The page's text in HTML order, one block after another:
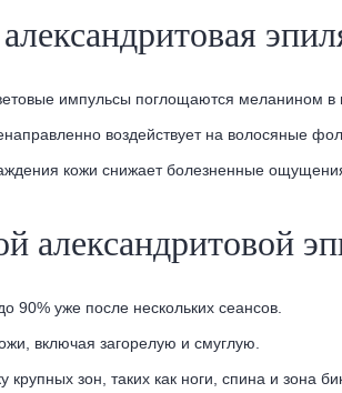
импульсы поглощаются меланином в
воздействует на волосяные
кожи снижает болезненные
александритовой
90% уже после нескольких сеансов.
включая загорелую и смуглую.
зон, таких как ноги, спина и зона